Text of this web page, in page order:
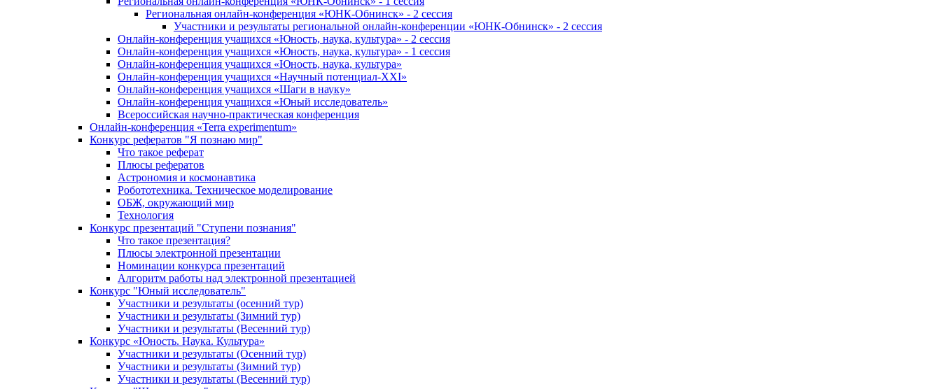
Региональная онлайн-конференция «ЮНК-Обнинск» - 2 сессия
Участники и результаты региональной онлайн-конференции «ЮНК-Обнинск» - 2 сессия
Онлайн-конференция учащихся «Юность, наука, культура» - 2 сессия
Онлайн-конференция учащихся «Юность, наука, культура» - 1 сессия
Онлайн-конференция учащихся «Юность, наука, культура»
Онлайн-конференция учащихся «Научный потенциал-XXI»
Онлайн-конференция учащихся «Шаги в науку»
Онлайн-конференция учащихся «Юный исследователь»
Всероссийская научно-практическая конференция
Онлайн-конференция «Terra experimentum»
Конкурс рефератов "Я познаю мир"
Что такое реферат
Плюсы рефератов
Астрономия и космонавтика
Робототехника. Техническое моделирование
ОБЖ, окружающий мир
Технология
Конкурс презентаций "Ступени познания"
Что такое презентация?
Плюсы электронной презентации
Номинации конкурса презентаций
Алгоритм работы над электронной презентацией
Конкурс "Юный исследователь"
Участники и результаты (осенний тур)
Участники и результаты (Зимний тур)
Участники и результаты (Весенний тур)
Конкурс «Юность. Наука. Культура»
Участники и результаты (Осенний тур)
Участники и результаты (Зимний тур)
Участники и результаты (Весенний тур)